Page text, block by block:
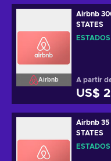
Airbnb
Airbnb
STATES
A partir
US$
Airbnb 35
STATES